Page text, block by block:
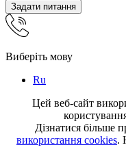
Задати питання
Виберіть мову
Ru
Цей веб-сайт
Дізнатися більше
використання cookies.